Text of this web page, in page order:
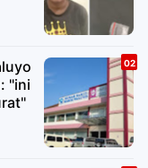
"ini